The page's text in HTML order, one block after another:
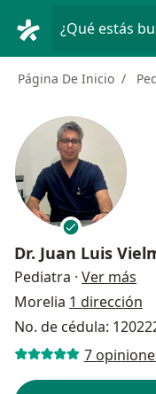
¿Qué estás
Página De Inicio
Dr. Juan Luis
Pediatra · Ver más
Morelia 1 dirección
No. de cédula:
7